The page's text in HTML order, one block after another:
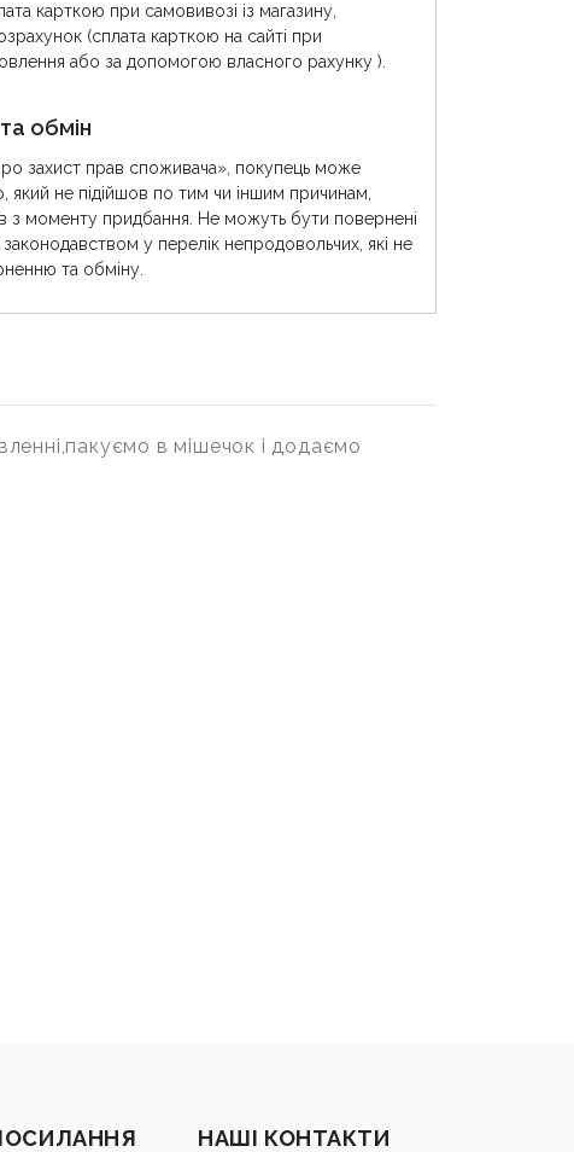
карткою при самовивозі із магазину,
(сплата карткою на сайті при
або за допомогою власного рахунку ).
обмін
захист прав споживача», покупець може
який не підійшов по тим чи іншим причинам,
з моменту придбання. Не можуть бути повернені
законодавством у перелік непродовольчих, які не
та обміну.
в мішечок і додаємо
НАШІ КОНТАКТИ